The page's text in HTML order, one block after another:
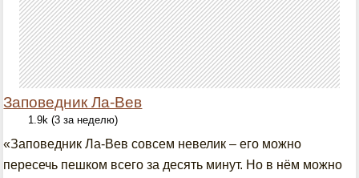
Заповедник Ла-Вев
1.9k (3 за неделю)
«Заповедник Ла-Вев совсем невелик – его можно
пересечь пешком всего за десять минут. Но в нём можно